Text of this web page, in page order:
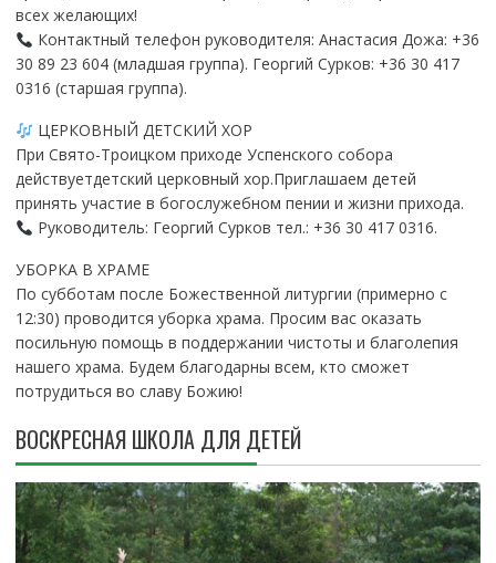
всех желающих!
Контактный телефон руководителя: Анастасия Дожа: +36
30 89 23 604 (младшая группа). Георгий Сурков: +36 30 417
0316 (старшая группа).
ЦЕРКОВНЫЙ ДЕТСКИЙ ХОР
При Свято-Троицком приходе Успенского собора
действуетдетский церковный хор.Приглашаем детей
принять участие в богослужебном пении и жизни прихода.
Руководитель: Георгий Сурков тел.: +36 30 417 0316.
УБОРКА В ХРАМЕ
По субботам после Божественной литургии (примерно с
12:30) проводится уборка храма. Просим вас оказать
посильную помощь в поддержании чистоты и благолепия
нашего храма. Будем благодарны всем, кто сможет
потрудиться во славу Божию!
ВОСКРЕСНАЯ ШКОЛА ДЛЯ ДЕТЕЙ